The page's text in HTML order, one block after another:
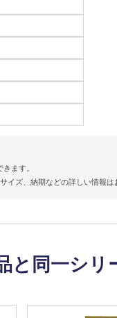
ます。
イズ、納期などの詳しい情報
と同一シ